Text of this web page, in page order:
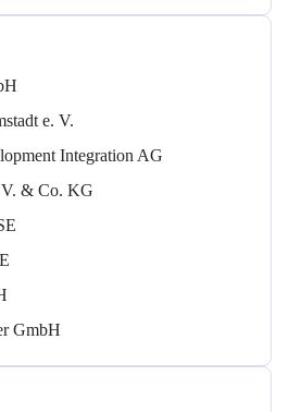
e. V.
Integration AG
& Co. KG
GmbH